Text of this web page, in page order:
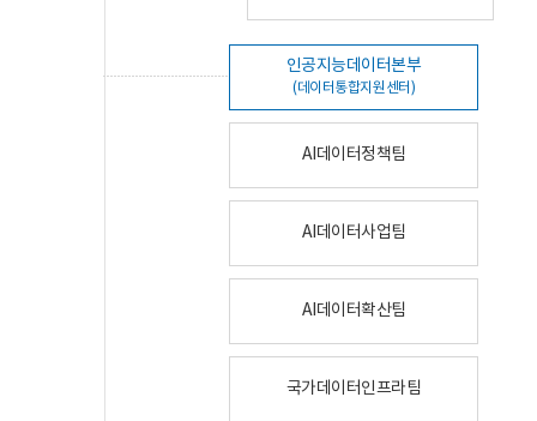
인공지능데이터본부
(데이터통합지원센터)
AI데이터정책팀
AI데이터사업팀
AI데이터확산팀
국가데이터인프라팀